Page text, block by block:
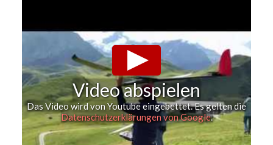
Video abspielen
Das Video wird von Youtube eingebettet. Es gelten die
Datenschutzerklärungen von Google.